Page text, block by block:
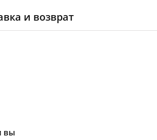
и возврат
вы